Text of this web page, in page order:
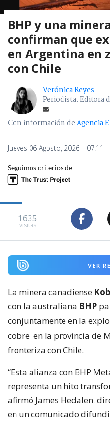
BHP y una
confirman que
en Argentina en
con Chile
Verónica Reyes
Periodista. Editora
Con información deAgencia
Jueves 06 Agosto, 2026 | 07:11
Seguimos criterios de
1635
visitas
VER
La minera canadiense
con la australiana BHP
conjuntamente en la
cobre en la provincia de
fronteriza con Chile.
“Esta alianza con BHP
representa un hito
afirmó James Hedalen,
en un comunicado